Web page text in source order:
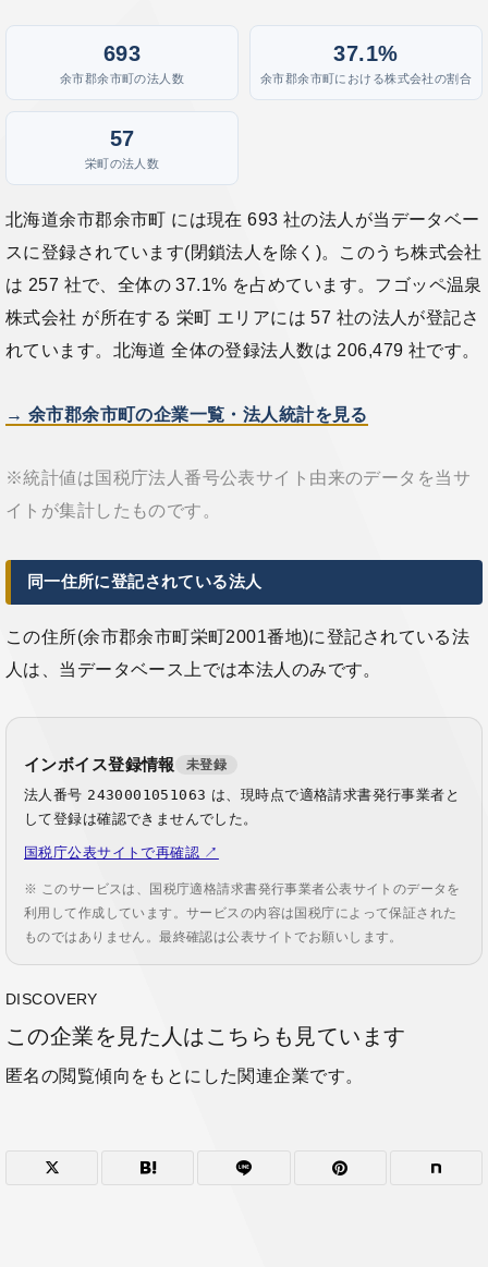
693
余市郡余市町の法人数
37.1%
余市郡余市町における株式会社の割合
57
栄町の法人数
北海道余市郡余市町 には現在 693 社の法人が当データベー
スに登録されています(閉鎖法人を除く)。このうち株式会社
は 257 社で、全体の 37.1% を占めています。フゴッペ温泉
株式会社 が所在する 栄町 エリアには 57 社の法人が登記さ
れています。北海道 全体の登録法人数は 206,479 社です。
→ 余市郡余市町の企業一覧・法人統計を見る
※統計値は国税庁法人番号公表サイト由来のデータを当サ
イトが集計したものです。
同一住所に登記されている法人
この住所(余市郡余市町栄町2001番地)に登記されている法
人は、当データベース上では本法人のみです。
インボイス登録情報 未登録
法人番号 2430001051063 は、現時点で適格請求書発行事業者と
して登録は確認できませんでした。
国税庁公表サイトで再確認 ↗
※ このサービスは、国税庁適格請求書発行事業者公表サイトのデータを
利用して作成しています。サービスの内容は国税庁によって保証された
ものではありません。最終確認は公表サイトでお願いします。
DISCOVERY
この企業を見た人はこちらも見ています
匿名の閲覧傾向をもとにした関連企業です。